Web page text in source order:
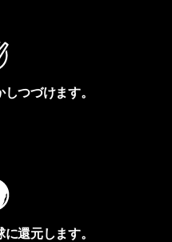
つづけます。
還元します。